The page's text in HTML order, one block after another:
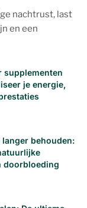
nachtrust, last
en een
supplementen
je energie,
langer behouden:
doorbloeding